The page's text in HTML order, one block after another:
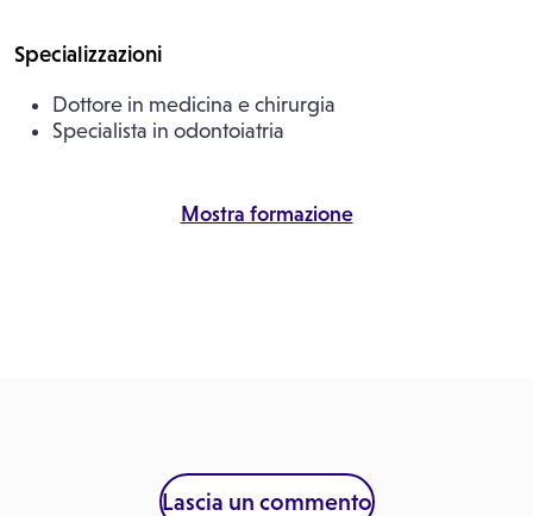
Specializzazioni
Dottore in medicina e chirurgia
Specialista in odontoiatria
Mostra formazione
Lascia un commento